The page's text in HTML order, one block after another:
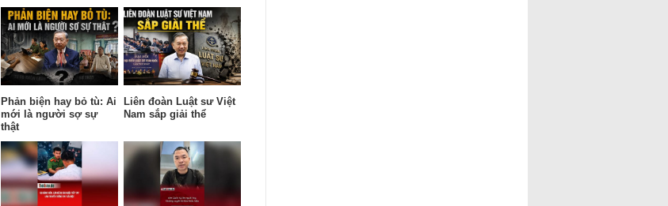
Phản biện hay bỏ tù: Ai
mới là người sợ sự
thật
Liên đoàn Luật sư Việt
Nam sắp giải thể